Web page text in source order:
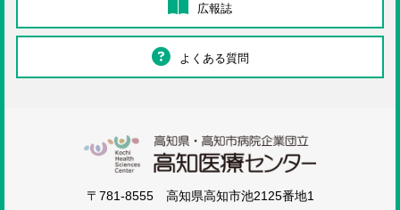
広報誌
よくある質問
〒781-8555 高知県高知市池2125番地1